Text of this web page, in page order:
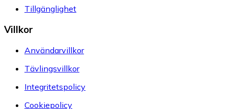
Tillgänglighet
Villkor
Användarvillkor
Tävlingsvillkor
Integritetspolicy
Cookiepolicy